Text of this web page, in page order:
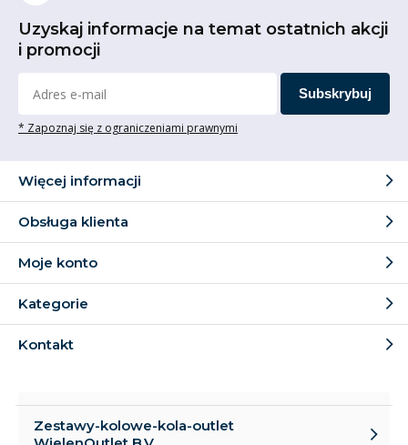
Uzyskaj informacje na temat ostatnich akcji
i promocji
Subskrybuj
* Zapoznaj się z ograniczeniami prawnymi
Więcej informacji
Obsługa klienta
Moje konto
Kategorie
Kontakt
Zestawy-kolowe-kola-outlet